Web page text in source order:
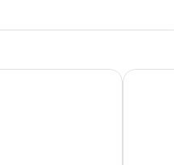
- All Inclusive